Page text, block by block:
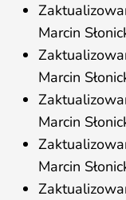
Marcin
Marcin
Marcin
Marcin